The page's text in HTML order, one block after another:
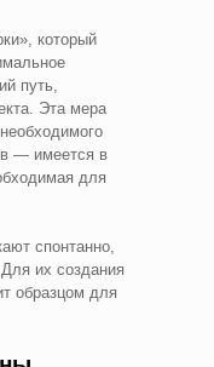
который
путь,
Эта мера
— имеется в
для
спонтанно,
их создания
образцом для